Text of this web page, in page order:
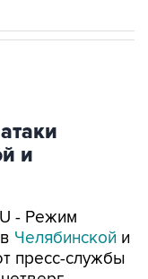
и
- Режим
Челябинской и
пресс-службы